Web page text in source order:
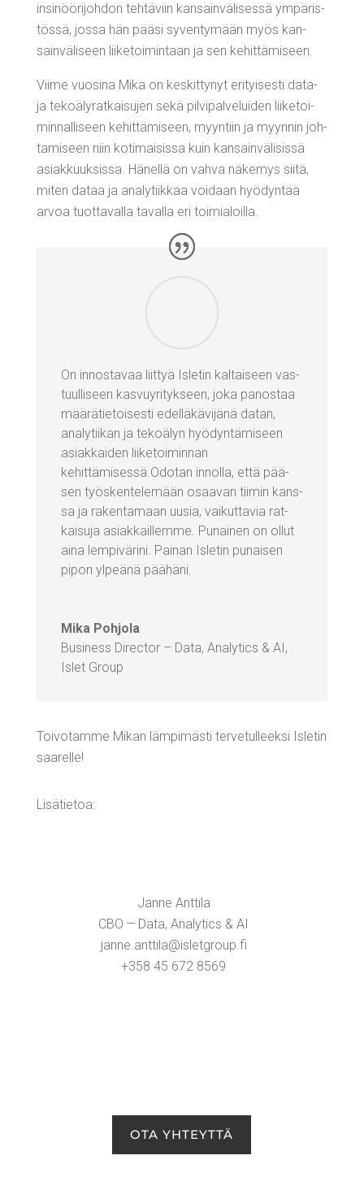
insi­nöö­ri­joh­don teh­tä­viin kan­sain­vä­li­ses­sä ympä­ris­
tös­sä, jos­sa hän pää­si syven­ty­mään myös kan­
sain­vä­li­seen lii­ke­toi­min­taan ja sen kehittämiseen.
Vii­me vuo­si­na Mika on kes­kit­ty­nyt eri­tyi­ses­ti data-
ja teko­ä­ly­rat­kai­su­jen sekä pil­vi­pal­ve­lui­den lii­ke­toi­
min­nal­li­seen kehit­tä­mi­seen, myyn­tiin ja myyn­nin joh­
ta­mi­seen niin koti­mai­sis­sa kuin kan­sain­vä­li­sis­sä
asiak­kuuk­sis­sa. Hänel­lä on vah­va näke­mys sii­tä,
miten dataa ja ana­ly­tiik­kaa voi­daan hyö­dyn­tää
arvoa tuot­ta­val­la taval­la eri toimialoilla.
On innos­ta­vaa liit­tyä Isle­tin kal­tai­seen vas­
tuul­li­seen kas­vu­yri­tyk­seen, joka panos­taa
mää­rä­tie­toi­ses­ti edel­lä­kä­vi­jä­nä datan,
ana­ly­tii­kan ja teko­ä­lyn hyö­dyn­tä­mi­seen
asiak­kai­den lii­ke­toi­min­nan
kehittämisessä.Odotan innol­la, että pää­
sen työs­ken­te­le­mään osaa­van tii­min kans­
sa ja raken­ta­maan uusia, vai­kut­ta­via rat­
kai­su­ja asiak­kail­lem­me. Punai­nen on ollut
aina lem­pi­vä­ri­ni. Pai­nan Isle­tin punai­sen
pipon ylpeä­nä päähäni.
Mika Poh­jo­la
Busi­ness Direc­tor – Data, Ana­ly­tics & AI,
Islet Group
Toi­vo­tam­me Mikan läm­pi­mäs­ti ter­ve­tul­leek­si Isle­tin
saarelle!
Lisä­tie­toa:
Jan­ne Ant­ti­la
CBO — Data, Ana­ly­tics & AI
janne.​anttila@​isletgroup.​fi
+358 45 672 8569
OTA YHTEYT­TÄ